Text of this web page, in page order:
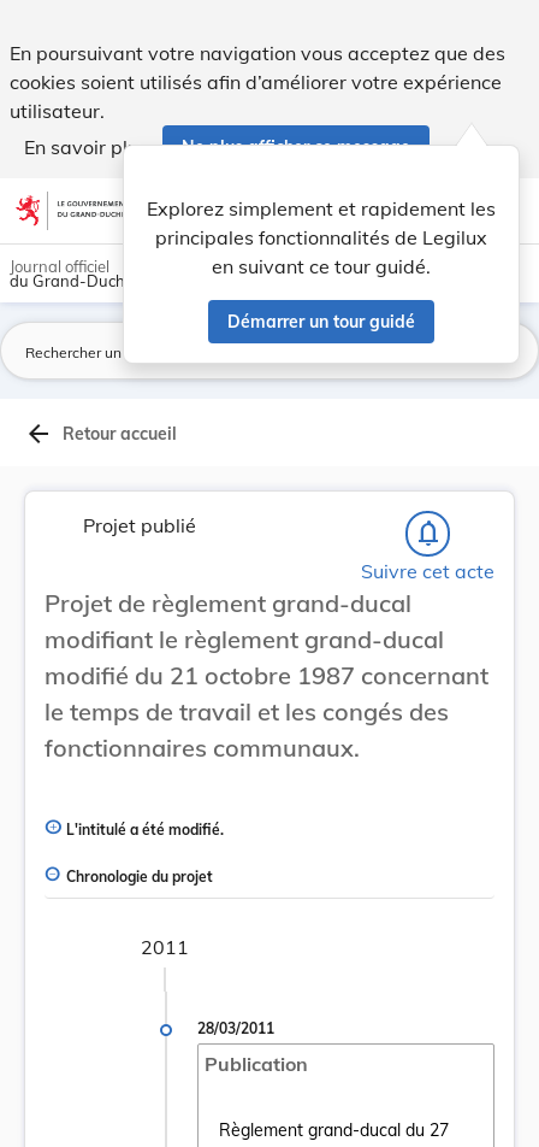
En poursuivant votre navigation vous acceptez que des
cookies soient utilisés afin d’améliorer votre expérience
utilisateur.
En savoir plus
Ne plus afficher ce message
Aller au contenu account_circle help Aide
Explorez simplement et rapidement les
principales fonctionnalités de Legilux
en suivant ce tour guidé.
Démarrer un tour guidé
light_mode dark_mode
Journal officiel
du Grand-Duché de Luxembourg
arrow_back Retour accueil
Projet publié notifications_none
Suivre cet acte
Projet de règlement grand-ducal
modifiant le règlement grand-ducal
modifié du 21 octobre 1987 concernant
le temps de travail et les congés des
fonctionnaires communaux.
L'intitulé a été modifié.
Chronologie du projet
2011
28/03/2011
Publication
Règlement grand-ducal du 27